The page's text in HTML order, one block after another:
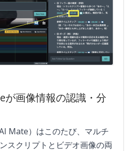
が画像情報の認識・分
Mate）はこのたび、マルチ
スクリプトとビデオ画像の両